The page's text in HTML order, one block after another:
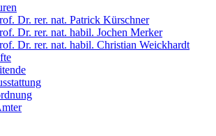
Dr. rer. nat. Patrick Kürschner
Dr. rer. nat. habil. Jochen Merker
Dr. rer. nat. habil. Christian Weickhardt